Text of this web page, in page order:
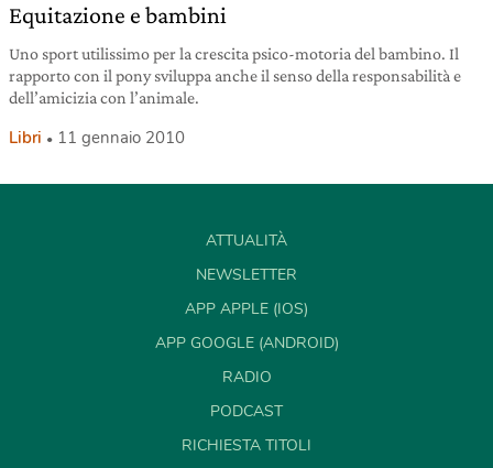
Equitazione e bambini
Uno sport utilissimo per la crescita psico-motoria del bambino. Il
rapporto con il pony sviluppa anche il senso della responsabilità e
dell’amicizia con l’animale.
Libri 11 gennaio 2010
ATTUALITÀ
NEWSLETTER
APP APPLE (IOS)
APP GOOGLE (ANDROID)
RADIO
PODCAST
RICHIESTA TITOLI